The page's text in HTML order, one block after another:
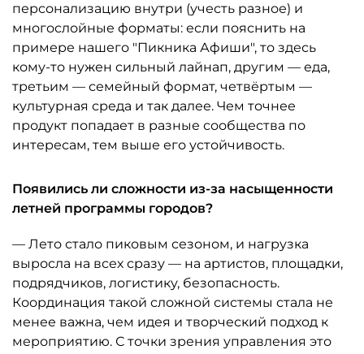
персонализацию внутри (учесть разное) и
многослойные форматы: если пояснить на
примере нашего "Пикника Афиши", то здесь
кому-то нужен сильный лайнап, другим — еда,
третьим — семейный формат, четвёртым —
культурная среда и так далее. Чем точнее
продукт попадает в разные сообщества по
интересам, тем выше его устойчивость.
Появились ли сложности из-за насыщенности
летней программы городов?
— Лето стало пиковым сезоном, и нагрузка
выросла на всех сразу — на артистов, площадки,
подрядчиков, логистику, безопасность.
Координация такой сложной системы стала не
менее важна, чем идея и творческий подход к
мероприятию. С точки зрения управления это